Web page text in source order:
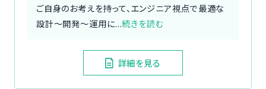
ご自身のお考えを持って、エンジニア視点で最適な
設計〜開発〜運用に...続きを読む
詳細を見る